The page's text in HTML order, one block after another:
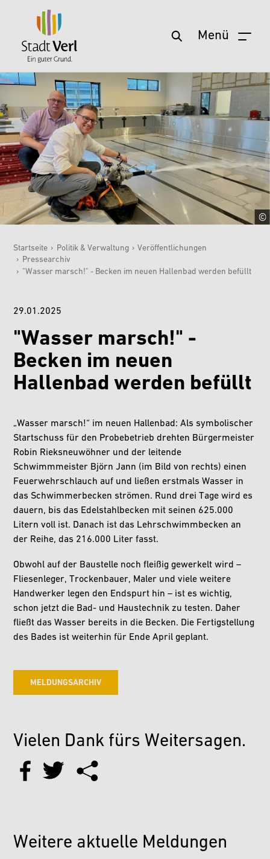
Zum Hauptinhalt springen Menü
Sie sind hier:
Startseite › Politik & Verwaltung › Veröffentlichungen
› Pressearchiv
› "Wasser marsch!" - Becken im neuen Hallenbad werden befüllt
29.01.2025
"Wasser marsch!" -
Becken im neuen
Hallenbad werden befüllt
„Wasser marsch!“ im neuen Hallenbad: Als symbolischer
Startschuss für den Probebetrieb drehten Bürgermeister
Robin Rieksneuwöhner und der leitende
Schwimmmeister Björn Jann (im Bild von rechts) einen
Feuerwehrschlauch auf und ließen erstmals Wasser in
das Schwimmerbecken strömen. Rund drei Tage wird es
dauern, bis das Edelstahlbecken mit seinen 625.000
Litern voll ist. Danach ist das Lehrschwimmbecken an
der Reihe, das 216.000 Liter fasst.
Obwohl auf der Baustelle noch fleißig gewerkelt wird –
Fliesenleger, Trockenbauer, Maler und viele weitere
Handwerker legen den Endspurt hin – ist es wichtig,
schon jetzt die Bad- und Haustechnik zu testen. Daher
fließt das Wasser bereits in die Becken. Die Fertigstellung
des Bades ist weiterhin für Ende April geplant.
MELDUNGSARCHIV
Vielen Dank fürs Weitersagen.
Weitere aktuelle Meldungen